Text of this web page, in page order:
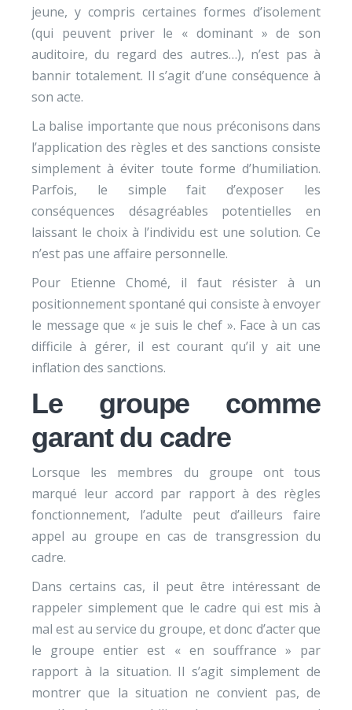
jeune, y compris certaines formes d’isolement
(qui peuvent priver le « dominant » de son
auditoire, du regard des autres…), n’est pas à
bannir totalement. Il s’agit d’une conséquence à
son acte.
La balise importante que nous préconisons dans
l’application des règles et des sanctions consiste
simplement à éviter toute forme d’humiliation.
Parfois, le simple fait d’exposer les
conséquences désagréables potentielles en
laissant le choix à l’individu est une solution. Ce
n’est pas une affaire personnelle.
Pour Etienne Chomé, il faut résister à un
positionnement spontané qui consiste à envoyer
le message que « je suis le chef ». Face à un cas
difficile à gérer, il est courant qu’il y ait une
inflation des sanctions.
Le groupe comme
garant du cadre
Lorsque les membres du groupe ont tous
marqué leur accord par rapport à des règles
fonctionnement, l’adulte peut d’ailleurs faire
appel au groupe en cas de transgression du
cadre.
Dans certains cas, il peut être intéressant de
rappeler simplement que le cadre qui est mis à
mal est au service du groupe, et donc d’acter que
le groupe entier est « en souffrance » par
rapport à la situation. Il s’agit simplement de
montrer que la situation ne convient pas, de